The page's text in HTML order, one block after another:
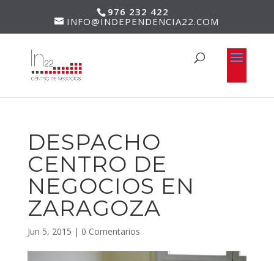
976 232 422
INFO@INDEPENDENCIA22.COM
DESPACHO
CENTRO DE
NEGOCIOS EN
ZARAGOZA
Jun 5, 2015 | 0 Comentarios